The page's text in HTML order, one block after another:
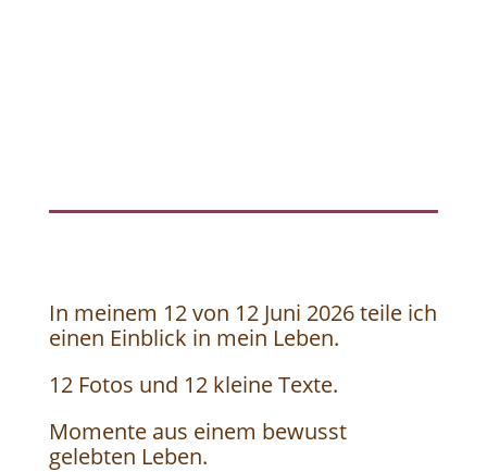
In meinem 12 von 12 Juni 2026 teile ich
einen Einblick in mein Leben.
12 Fotos und 12 kleine Texte.
Momente aus einem bewusst
gelebten Leben.